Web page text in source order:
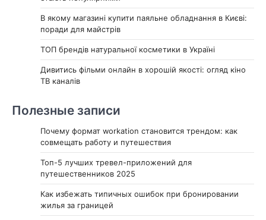
В якому магазині купити паяльне обладнання в Києві:
поради для майстрів
ТОП брендів натуральної косметики в Україні
Дивитись фільми онлайн в хорошій якості: огляд кіно
ТВ каналів
Полезные записи
Почему формат workation становится трендом: как
совмещать работу и путешествия
Топ-5 лучших тревел-приложений для
путешественников 2025
Как избежать типичных ошибок при бронировании
жилья за границей